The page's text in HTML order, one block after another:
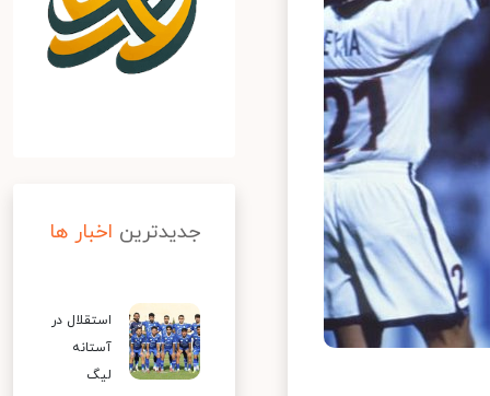
جدیدترین اخبار ها
استقلال در
آستانه
لیگ